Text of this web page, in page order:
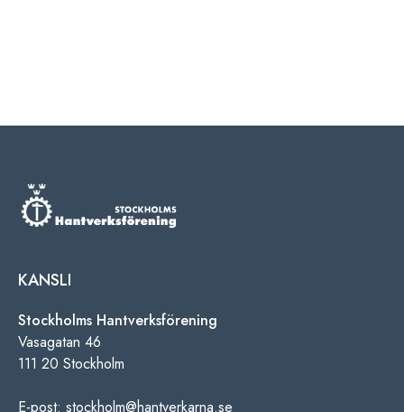
KANSLI
Stockholms Hantverksförening
Vasagatan 46
111 20 Stockholm
E-post: stockholm@hantverkarna.se